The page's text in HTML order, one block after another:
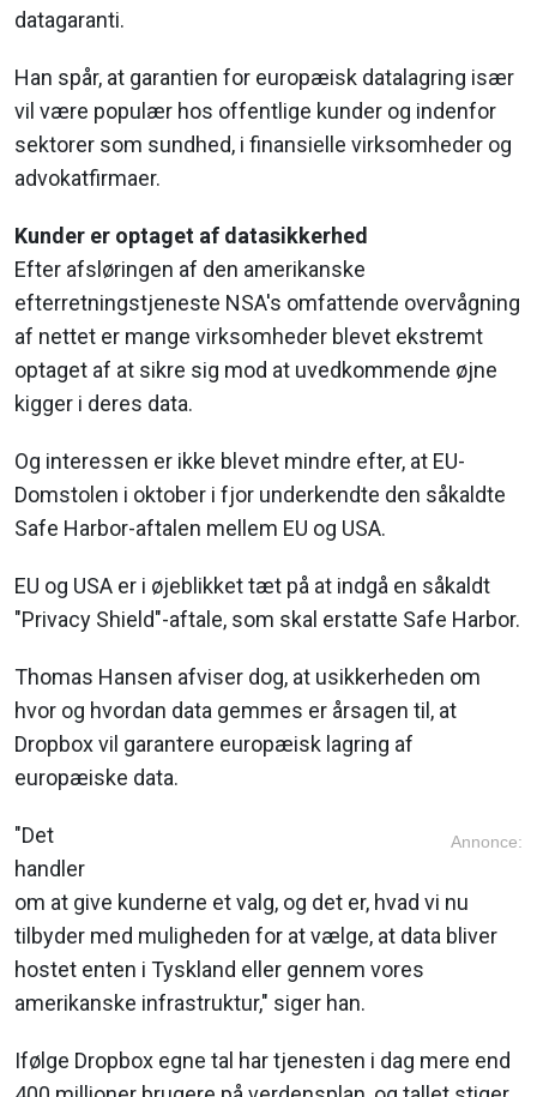
datagaranti.
Han spår, at garantien for europæisk datalagring især
vil være populær hos offentlige kunder og indenfor
sektorer som sundhed, i finansielle virksomheder og
advokatfirmaer.
Kunder er optaget af datasikkerhed
Efter afsløringen af den amerikanske
efterretningstjeneste NSA's omfattende overvågning
af nettet er mange virksomheder blevet ekstremt
optaget af at sikre sig mod at uvedkommende øjne
kigger i deres data.
Og interessen er ikke blevet mindre efter, at EU-
Domstolen i oktober i fjor underkendte den såkaldte
Safe Harbor-aftalen mellem EU og USA.
EU og USA er i øjeblikket tæt på at indgå en såkaldt
"Privacy Shield"-aftale, som skal erstatte Safe Harbor.
Thomas Hansen afviser dog, at usikkerheden om
hvor og hvordan data gemmes er årsagen til, at
Dropbox vil garantere europæisk lagring af
europæiske data.
Annonce:
"Det
handler
om at give kunderne et valg, og det er, hvad vi nu
tilbyder med muligheden for at vælge, at data bliver
hostet enten i Tyskland eller gennem vores
amerikanske infrastruktur," siger han.
Ifølge Dropbox egne tal har tjenesten i dag mere end